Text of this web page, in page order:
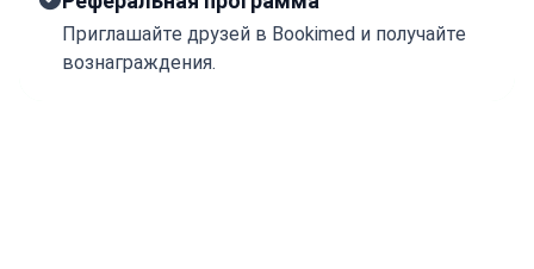
Приглашайте друзей в Bookimed и получайте
вознаграждения.